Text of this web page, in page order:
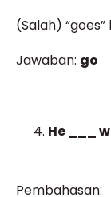
(Salah)
Jawaban: go
He ___
Pembahasan: